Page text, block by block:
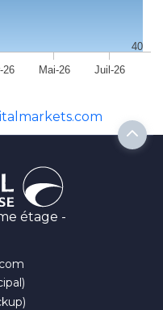
26 Mai-26 Juil-26
40
étage -